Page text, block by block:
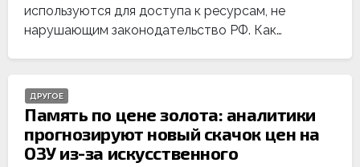
используются для доступа к ресурсам, не
нарушающим законодательство РФ. Как…
ДРУГОЕ
Память по цене золота: аналитики
прогнозируют новый скачок цен на
ОЗУ из-за искусственного